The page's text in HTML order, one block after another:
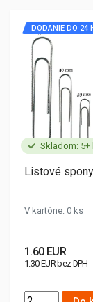
Skladom: 5+
DODANIE DO 24
Listové
V kartóne: 0 ks
1.60 EUR
1.30 EUR bez DPH